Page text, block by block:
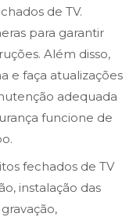
de TV.
para garantir
Além disso,
e faça atualizações
adequada
funcione de
fechados de TV
instalação das